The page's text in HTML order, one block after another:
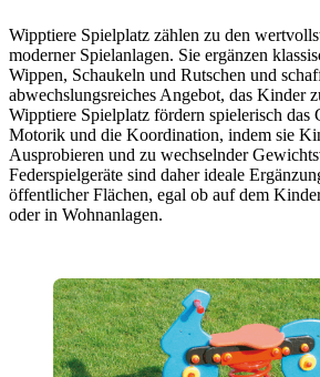
Wipptiere Spielplatz zählen zu den
moderner Spielanlagen. Sie ergänzen
Wippen, Schaukeln und Rutschen und
abwechslungsreiches Angebot, das Kinder
Wipptiere Spielplatz fördern spielerisch das
Motorik und die Koordination, indem sie
Ausprobieren und zu wechselnder
Federspielgeräte sind daher ideale
öffentlicher Flächen, egal ob auf dem
oder in Wohnanlagen.